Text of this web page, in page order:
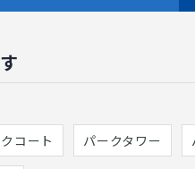
コート パークタワー